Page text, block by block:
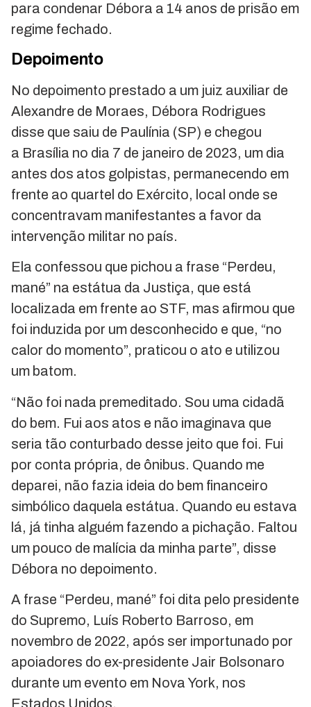
para condenar Débora a 14 anos de prisão em
regime fechado.
Depoimento
No depoimento prestado a um juiz auxiliar de
Alexandre de Moraes, Débora Rodrigues
disse que saiu de Paulínia (SP) e chegou
a Brasília no dia 7 de janeiro de 2023, um dia
antes dos atos golpistas, permanecendo em
frente ao quartel do Exército, local onde se
concentravam manifestantes a favor da
intervenção militar no país.
Ela confessou que pichou a frase “Perdeu,
mané” na estátua da Justiça, que está
localizada em frente ao STF, mas afirmou que
foi induzida por um desconhecido e que, “no
calor do momento”, praticou o ato e utilizou
um batom.
“Não foi nada premeditado. Sou uma cidadã
do bem. Fui aos atos e não imaginava que
seria tão conturbado desse jeito que foi. Fui
por conta própria, de ônibus. Quando me
deparei, não fazia ideia do bem financeiro
simbólico daquela estátua. Quando eu estava
lá, já tinha alguém fazendo a pichação. Faltou
um pouco de malícia da minha parte”, disse
Débora no depoimento.
A frase “Perdeu, mané” foi dita pelo presidente
do Supremo, Luís Roberto Barroso, em
novembro de 2022, após ser importunado por
apoiadores do ex-presidente Jair Bolsonaro
durante um evento em Nova York, nos
Estados Unidos.